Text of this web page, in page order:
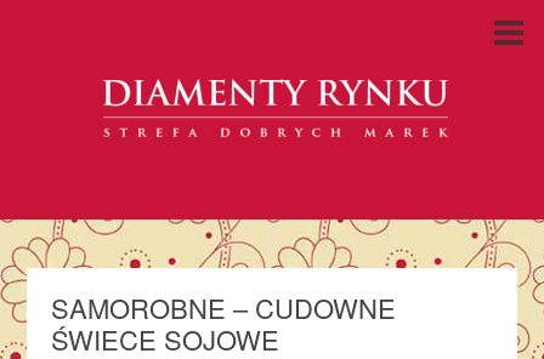
SAMOROBNE – CUDOWNE
ŚWIECE SOJOWE